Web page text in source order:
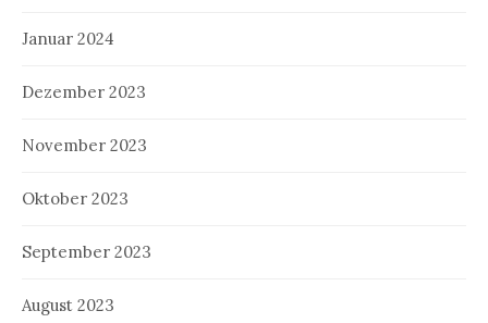
Januar 2024
Dezember 2023
November 2023
Oktober 2023
September 2023
August 2023